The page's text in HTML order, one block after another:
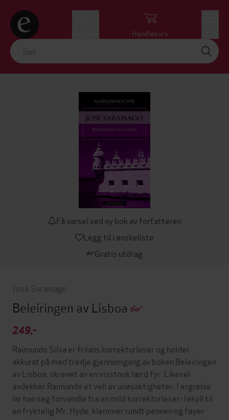
Handlekurv
Få varsel ved ny bok av forfatteren
Legg til i ønskeliste
Gratis utdrag
José Saramago
Beleiringen av Lisboa
249,-
Raimundo Silva er frilans korrekturleser og holder
akkurat på med tredje gjennomgang av boken Beleiringen
av Lisboa, skrevet av en visstnok lærd fyr. Likevel
avdekker Raimundo et vell av unøyaktigheter. I ergrelse
lar han seg forvandle fra en mild korrekturleser-Jekyll til
en fryktelig Mr. Hyde, klemmer rundt pennen og føyer